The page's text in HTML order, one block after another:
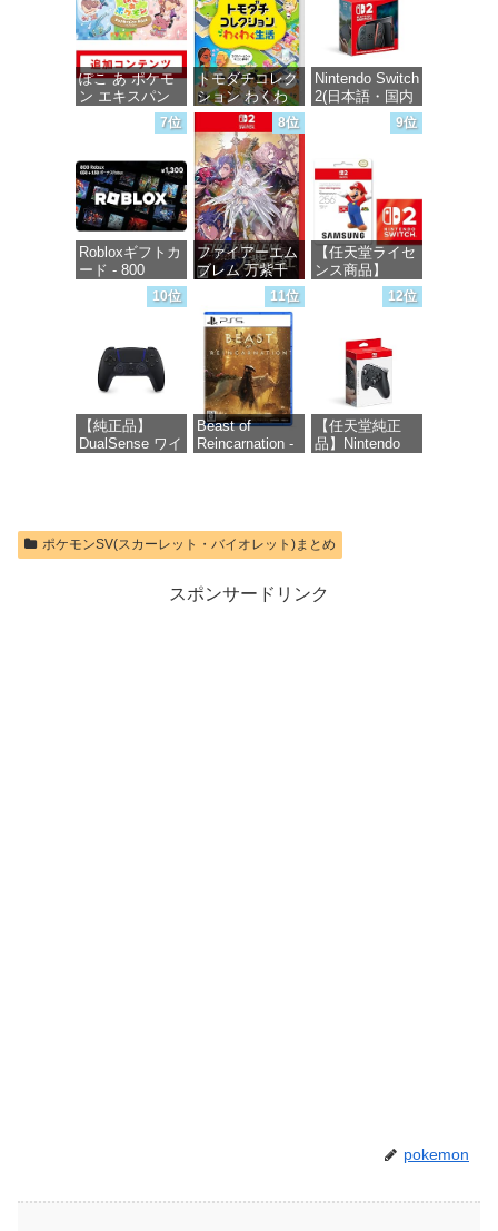
ぽこ あ ポケモ
ン エキスパン
ションパス|オン
ラインコード版
価格：¥4,400
トモダチコレク
ション わくわ
く生活 -Switch
価格：¥6,144
Nintendo Switch
2(日本語・国内
7位
Robloxギフトカ
ード - 800
Robux 【限定バ
ーチャルアイテ
ームコード】
ロブロックス |
オンラインコー
ド版
価格：¥1,300
8位
ファイアーエム
ブレム 万紫千
紅 -Switch2
価格：¥8,979
9位
【任天堂ライセ
ンス商品】
256GB for
Nintendo Switch
2(サムスン マイ
クロSDエクス
プレスカード
256GB)
【Amazon.co.jp
10位
【純正品】
DualSense ワイ
ZCT2J01)
11位
Beast of
Reincarnation -
価格：¥7,286
12位
【任天堂純正
品】Nintendo
ポケモンSV(スカーレット・バイオレット)まとめ
スポンサードリンク
pokemon